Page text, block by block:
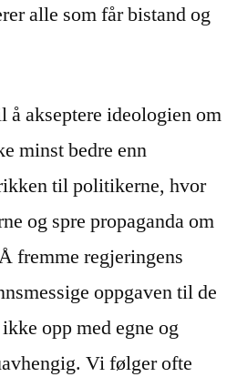
alle som får bistand og
å akseptere ideologien om
minst bedre enn
til politikerne, hvor
og spre propaganda om
fremme regjeringens
oppgaven til de
opp med egne og
Vi følger ofte